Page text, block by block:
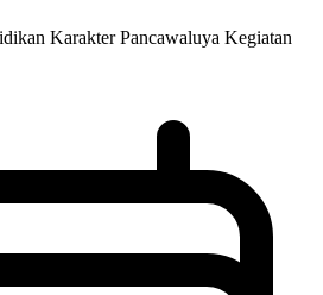
Kegiatan